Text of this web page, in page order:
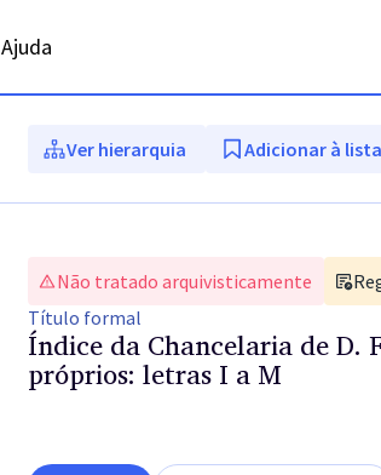
Ajuda
Ver hierarquia Adicionar à lista
Não tratado arquivisticamente
Título formal
Índice da Chancelaria de D.
próprios: letras I a M